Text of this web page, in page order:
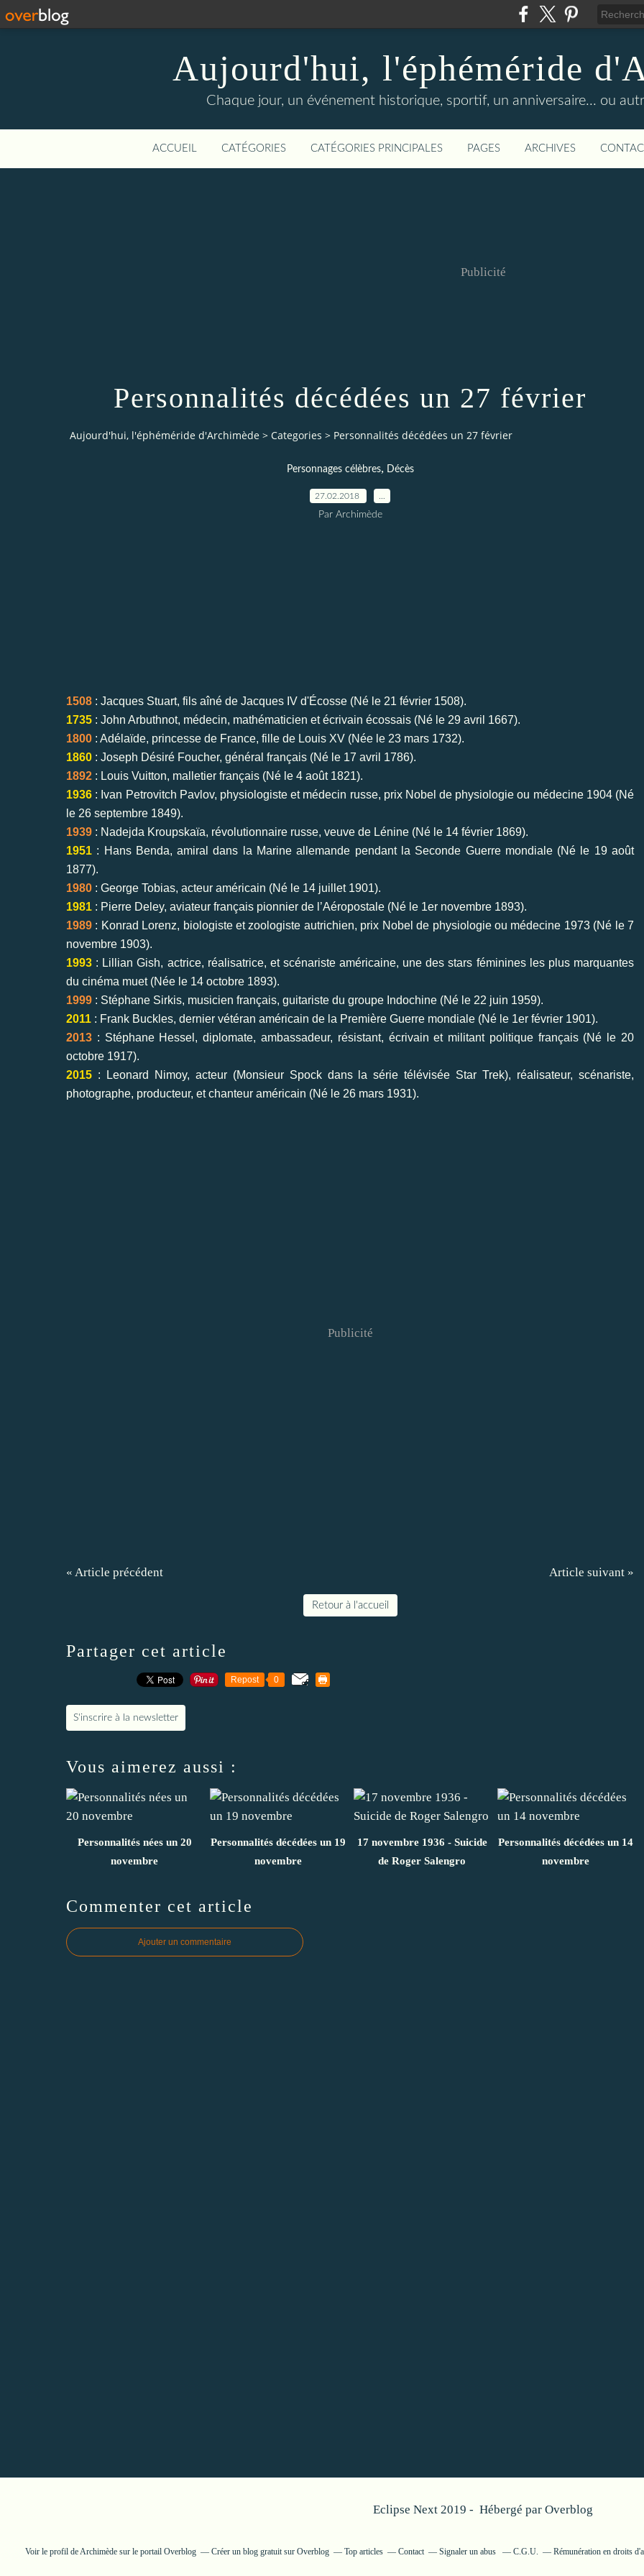
Aujourd'hui, l'éphéméride
Chaque jour, un événement historique, sportif, un anniversaire... ou
ACCUEIL CATÉGORIES CATÉGORIES PRINCIPALES PAGES ARCHIVES
Publicité
Personnalités décédées un 27 février
Aujourd'hui, l'éphéméride d'Archimède > Categories > Personnalités décédées un 27 février
Personnages célèbres, Décès
27.02.2018
Par Archimède
1508 : Jacques Stuart, fils aîné de Jacques IV d'Écosse (Né le 21 février 1508).
1735 : John Arbuthnot, médecin, mathématicien et écrivain écossais (Né le 29 avril 1667).
1800 : Adélaïde, princesse de France, fille de Louis XV (Née le 23 mars 1732).
1860 : Joseph Désiré Foucher, général français (Né le 17 avril 1786).
1892 : Louis Vuitton, malletier français (Né le 4 août 1821).
1936 : Ivan Petrovitch Pavlov, physiologiste et médecin russe, prix Nobel de physiologie ou médecine 1904 (Né
le 26 septembre 1849).
1939 : Nadejda Kroupskaïa, révolutionnaire russe, veuve de Lénine (Né le 14 février 1869).
1951 : Hans Benda, amiral dans la Marine allemande pendant la Seconde Guerre mondiale (Né le 19 août
1877).
1980 : George Tobias, acteur américain (Né le 14 juillet 1901).
1981 : Pierre Deley, aviateur français pionnier de l’Aéropostale (Né le 1er novembre 1893).
1989 : Konrad Lorenz, biologiste et zoologiste autrichien, prix Nobel de physiologie ou médecine 1973 (Né le 7
novembre 1903).
1993 : Lillian Gish, actrice, réalisatrice, et scénariste américaine, une des stars féminines les plus marquantes
du cinéma muet (Née le 14 octobre 1893).
1999 : Stéphane Sirkis, musicien français, guitariste du groupe Indochine (Né le 22 juin 1959).
2011 : Frank Buckles, dernier vétéran américain de la Première Guerre mondiale (Né le 1er février 1901).
2013 : Stéphane Hessel, diplomate, ambassadeur, résistant, écrivain et militant politique français (Né le 20
octobre 1917).
2015 : Leonard Nimoy, acteur (Monsieur Spock dans la série télévisée Star Trek), réalisateur, scénariste,
photographe, producteur, et chanteur américain (Né le 26 mars 1931).
Publicité
« Article précédent Article suivant »
Retour à l'accueil
Partager cet article
Repost 0
S'inscrire à la newsletter
Vous aimerez aussi :
Personnalités nées un 20
novembre
Personnalités décédées un 19
novembre
17 novembre 1936 - Suicide
de Roger Salengro
Personnalités décédées un 14
novembre
Commenter cet article
Ajouter un commentaire
Eclipse Next 2019 - Hébergé par Overblog
Voir le profil deArchimède sur le portail Overblog Créer un blog gratuit sur Overblog Top articles Contact Signaler un abus C.G.U. Rémunération en droits